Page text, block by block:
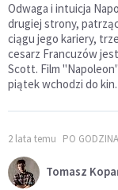
Odwaga i intuicja
drugiej strony,
ciągu jego kariery,
cesarz Francuzów
Scott. Film
piątek wchodzi do kin.
2 lata temu PO
Tomasz